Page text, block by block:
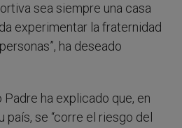
sea siempre una casa
experimentar la fraternidad
ha deseado
ha explicado que, en
país, se “corre el riesgo del